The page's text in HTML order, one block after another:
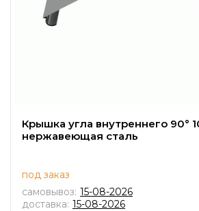
Крышка угла внутреннего 90°
нержавеющая сталь
под заказ
самовывоз: 15-08-2026
доставка: 15-08-2026